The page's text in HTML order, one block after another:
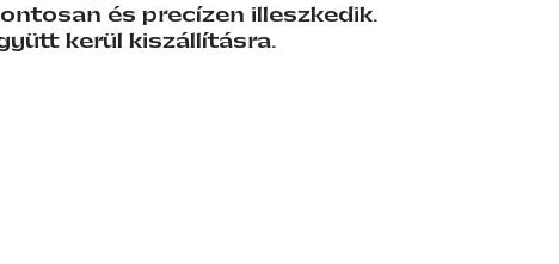
és precízen illeszkedik.
kerül kiszállításra.